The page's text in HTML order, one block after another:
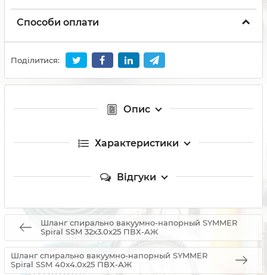
Способи оплати
Поділитися:
Опис
Характеристики
Відгуки
Шланг спирально вакуумно-напорный SYMMER
Spiral SSM 32х3.0х25 ПВХ-АЖ
Шланг спирально вакуумно-напорный SYMMER
Spiral SSM 40х4.0х25 ПВХ-АЖ